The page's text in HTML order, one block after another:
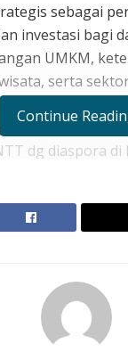
sebagai
investasi bagi
UMKM,
serta
itu di
koordinasi
dg diaspora
bukan hanya
lokal dan
Bupati Lembata
para
Gubernur
Continue